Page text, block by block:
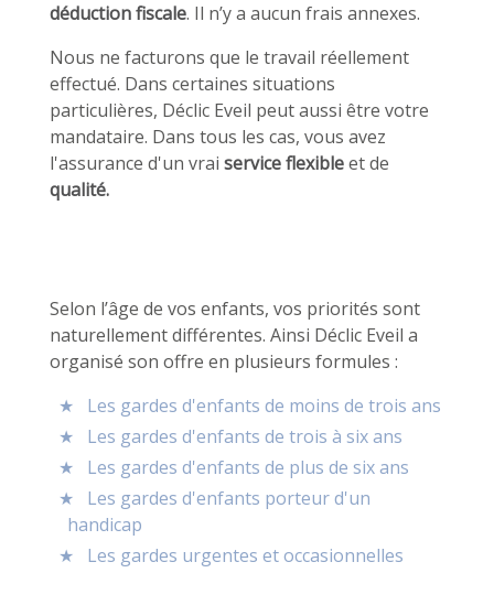
déduction fiscale. Il n’y a aucun frais annexes.
Nous ne facturons que le travail réellement
effectué. Dans certaines situations
particulières, Déclic Eveil peut aussi être votre
mandataire. Dans tous les cas, vous avez
l'assurance d'un vrai service flexibleet de
qualité.
Selon l’âge de vos enfants, vos priorités sont
naturellement différentes. Ainsi Déclic Eveil a
organisé son offre en plusieurs formules :
Les gardes d'enfants de moins de trois ans
Les gardes d'enfants de trois à six ans
Les gardes d'enfants de plus de six ans
Les gardes d'enfants porteur d'un
handicap
Les gardes urgentes et occasionnelles